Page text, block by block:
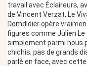
travail avec Éclaireurs,
de Vincent Verzat, Le
Domdidier opère
figures comme Julien
simplement parmi nous
chichis, pas de grands
parlé en face, avec